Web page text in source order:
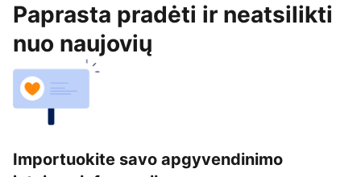
Paprasta pradėti ir neatsilikti
nuo naujovių
Importuokite savo apgyvendinimo